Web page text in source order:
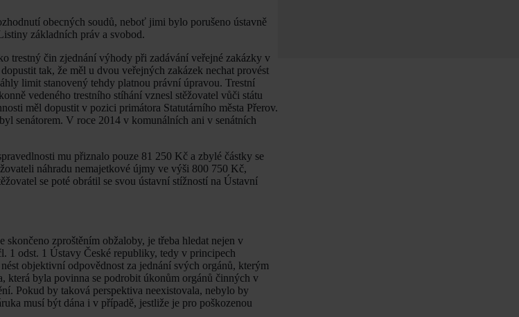
obecných soudů, neboť jimi bylo porušeno ústavně
základních práv a svobod.
trestný čin zjednání výhody při zadávání veřejné zakázky v
tak, že měl u dvou veřejných zakázek nechat provést
limit stanovený tehdy platnou právní úpravou. Trestní
vedeného trestního stíhání vznesl stěžovatel vůči státu
měl dopustit v pozici primátora Statutárního města Přerov.
senátorem. V roce 2014 v komunálních ani v senátních
mu přiznalo pouze 81 250 Kč a zbylé částky se
náhradu nemajetkové újmy ve výši 800 750 Kč,
se poté obrátil se svou ústavní stížností na Ústavní
zproštěním obžaloby, je třeba hledat nejen v
1 odst. 1 Ústavy České republiky, tedy v principech
objektivní odpovědnost za jednání svých orgánů, kterým
která byla povinna se podrobit úkonům orgánů činných v
Pokud by taková perspektiva neexistovala, nebylo by
musí být dána i v případě, jestliže je pro poškozenou